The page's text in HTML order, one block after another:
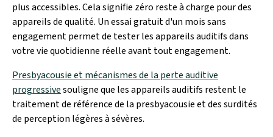
plus accessibles. Cela signifie zéro reste à charge pour des
appareils de qualité. Un essai gratuit d'un mois sans
engagement permet de tester les appareils auditifs dans
votre vie quotidienne réelle avant tout engagement.
Presbyacousie et mécanismes de la perte auditive
progressivesouligne que les appareils auditifs restent le
traitement de référence de la presbyacousie et des surdités
de perception légères à sévères.